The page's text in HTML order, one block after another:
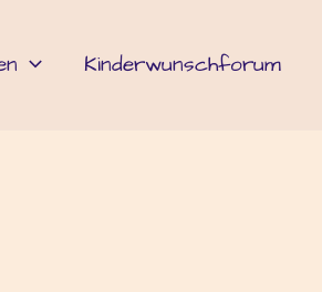
Kinderwunschforum